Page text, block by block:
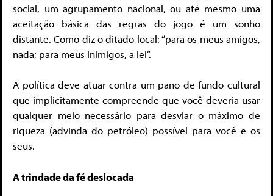
social, um agrupamento nacional, ou até mesmo uma
aceitação básica das regras do jogo é um sonho
distante. Como diz o ditado local: “para os meus amigos,
nada; para meus inimigos, a lei”.
A política deve atuar contra um pano de fundo cultural
que implicitamente compreende que você deveria usar
qualquer meio necessário para desviar o máximo de
riqueza (advinda do petróleo) possível para você e os
seus.
A trindade da fé deslocada